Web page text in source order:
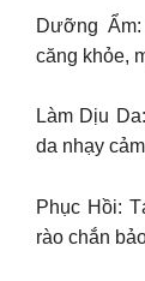
Dưỡng
căng khỏe,
Làm Dịu
da nhạy
Phục Hồi:
rào chắn